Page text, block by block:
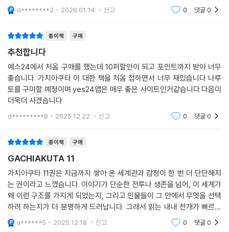
칠고 직진인데, 그 직진이 주변 인물들과 부딪히면서 생기는 긴장감이 꽤
맛있었어
d********2 2026.01.14. 신고 0 댓글0
종이책 구매
추천합니다
예스24에서 처옴 구매를 했는데 10퍼할인이 되고 포인트까지 받아 너무
좋습니다. 가치아쿠타 이 대한 책을 처옴 접하면서 너무 재밌습니다 나루
토를 구미할 예정이며 yes24앱은 매우 좋은 사이트인거같습니다 다음이
더욱더 사겠습니다
d*********8 2025.12.22. 신고 0 댓글0
종이책 구매
GACHIAKUTA 11
가치아쿠타 11권은 지금까지 쌓아 온 세계관과 감정이 한 번 더 단단해지
는 권이라고 느꼈습니다. 이야기가 단순한 전투나 생존을 넘어, 이 세계가
왜 이런 구조를 가지게 되었는지, 그리고 인물들이 그 안에서 무엇을 선택
하려 하는지가 더 분명하게 드러납니다. 그래서 읽는 내내 전개가 빠르다
기보다는 묵직하다는 인상이 강했습니다.특히 11권에서는 주인공의 분노
가 이전과는 조금
a******5 2025.12.18. 신고 0 댓글0